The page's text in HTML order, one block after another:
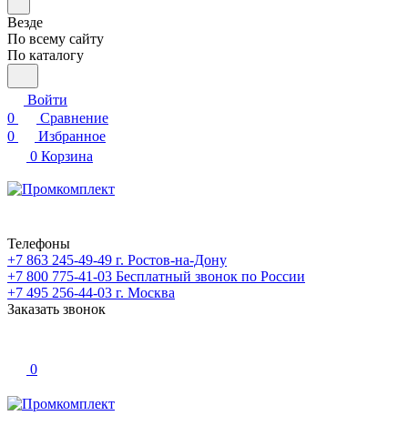
Везде
По всему сайту
По каталогу
Войти
0
Сравнение
0
Избранное
0 Корзина
Телефоны
+7 863 245-49-49 г. Ростов-на-Дону
+7 800 775-41-03 Бесплатный звонок по России
+7 495 256-44-03 г. Москва
Заказать звонок
0